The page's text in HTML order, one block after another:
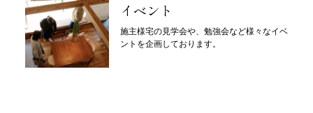
イベント
施主様宅の見学会や、勉強会など様々なイベ
ントを企画しております。